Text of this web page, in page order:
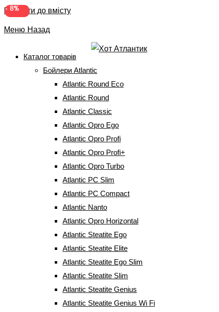
Перейти до вмісту
Меню Назад
Каталог товарів
Бойлери Atlantic
Atlantic Round Eco
Atlantic Round
Atlantic Classic
Atlantic Opro Ego
Atlantic Opro Profi
Atlantic Opro Profi+
Atlantic Opro Turbo
Atlantic PC Slim
Atlantic PC Compact
Atlantic Nanto
Atlantic Opro Horizontal
Atlantic Steatite Ego
Atlantic Steatite Elite
Atlantic Steatite Ego Slim
Atlantic Steatite Slim
Atlantic Steatite Genius
Atlantic Steatite Genius Wi Fi
Бойлер Atlantic Steatite
Cube VM 100 S4 C 1500W
(75791100)
Steatite Cube VM 100 S4 C 1500W (75791100)
- 8%